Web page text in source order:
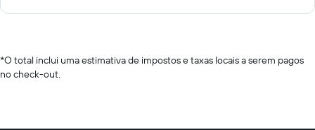
*O total inclui uma estimativa de impostos e taxas locais a serem pagos
no check-out.